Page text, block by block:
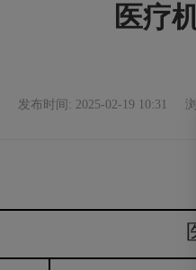
医疗
发布时间: 2025-02-19 10:31